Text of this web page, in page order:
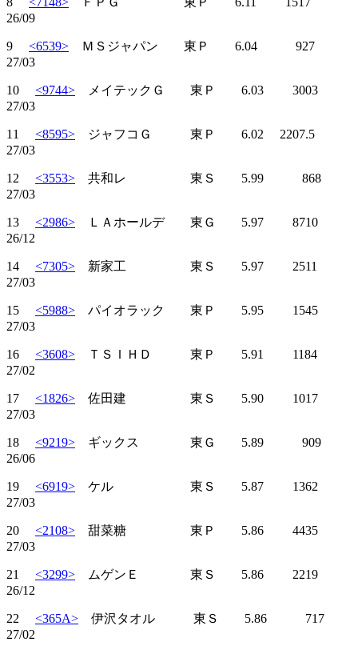
26/09
9 <6539> ＭＳジャパン 東Ｐ 6.04 927
27/03
10 <9744> メイテックＧ 東Ｐ 6.03 3003
27/03
11 <8595> ジャフコＧ 東Ｐ 6.02 2207.5
27/03
12 <3553> 共和レ 東Ｓ 5.99 868
27/03
13 <2986> ＬＡホールデ 東Ｇ 5.97 8710
26/12
14 <7305> 新家工 東Ｓ 5.97 2511
27/03
15 <5988> パイオラック 東Ｐ 5.95 1545
27/03
16 <3608> ＴＳＩＨＤ 東Ｐ 5.91 1184
27/02
17 <1826> 佐田建 東Ｓ 5.90 1017
27/03
18 <9219> ギックス 東Ｇ 5.89 909
26/06
19 <6919> ケル 東Ｓ 5.87 1362
27/03
20 <2108> 甜菜糖 東Ｐ 5.86 4435
27/03
21 <3299> ムゲンＥ 東Ｓ 5.86 2219
26/12
22 <365A> 伊沢タオル 東Ｓ 5.86 717
27/02